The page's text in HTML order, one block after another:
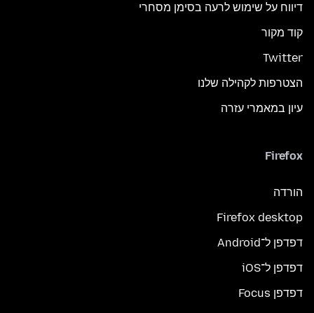
דיווח על שימוש לרעה בסימן מסחרי
קוד מקור
Twitter
הצטרפות לקהילה שלנו
עיון במאמרי עזרה
Firefox
הורדה
Firefox desktop
דפדפן ל־Android
דפדפן ל־iOS
דפדפן Focus